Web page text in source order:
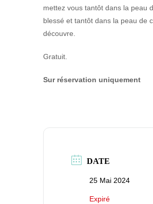
mettez vous tantôt dans la peau
blessé et tantôt dans la peau de
découvre.
Gratuit.
Sur réservation uniquement
DATE
25 Mai 2024
Expiré